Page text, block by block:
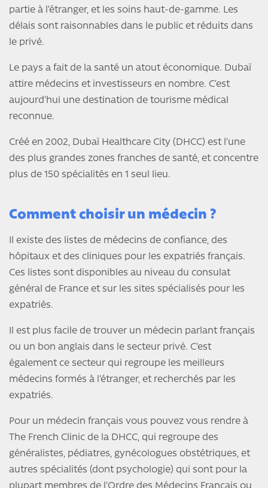
partie à l’étranger, et les soins haut-de-gamme. Les
délais sont raisonnables dans le public et réduits dans
le privé.
Le pays a fait de la santé un atout économique. Dubaï
attire médecins et investisseurs en nombre. C’est
aujourd’hui une destination de tourisme médical
reconnue.
Créé en 2002, Dubaï Healthcare City (DHCC) est l’une
des plus grandes zones franches de santé, et concentre
plus de 150 spécialités en 1 seul lieu.
Comment choisir un médecin ?
Il existe des listes de médecins de confiance, des
hôpitaux et des cliniques pour les expatriés français.
Ces listes sont disponibles au niveau du consulat
général de France et sur les sites spécialisés pour les
expatriés.
Il est plus facile de trouver un médecin parlant français
ou un bon anglais dans le secteur privé. C’est
également ce secteur qui regroupe les meilleurs
médecins formés à l’étranger, et recherchés par les
expatriés.
Pour un médecin français vous pouvez vous rendre à
The French Clinic de la DHCC, qui regroupe des
généralistes, pédiatres, gynécologues obstétriques, et
autres spécialités (dont psychologie) qui sont pour la